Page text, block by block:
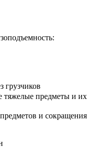
грузчиков
тяжелые предметы и их
и сокращения